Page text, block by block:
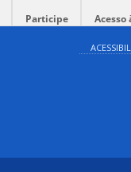
Participe Acesso